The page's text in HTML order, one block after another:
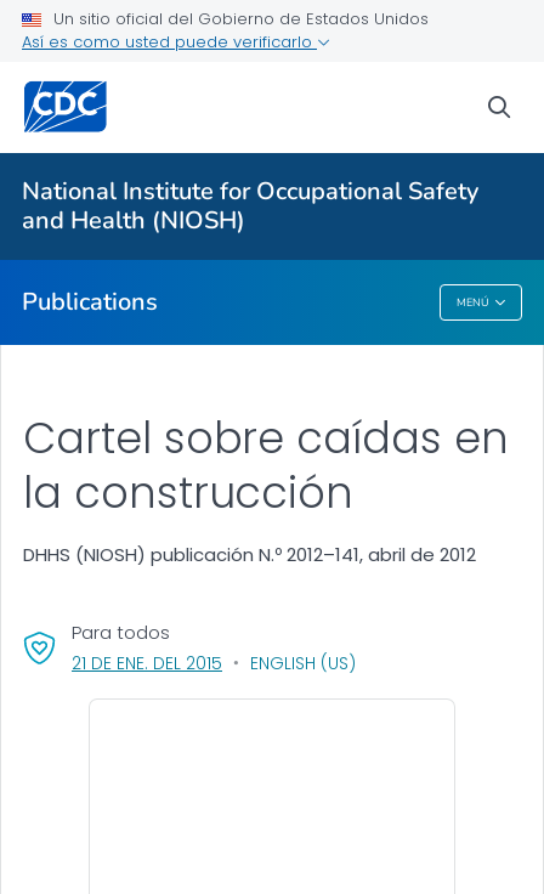
Un sitio oficial del Gobierno de Estados Unidos
Así es como usted puede verificarlo
National Institute for Occupational Safety
and Health (NIOSH)
Publications MENÚ
Workplace Survey Reports
Numbered Communication Products - All
VER TODO
Publications
Cartel sobre caídas en
la construcción
DHHS (NIOSH) publicación N.º 2012–141, abril de 2012
Para todos
21 DE ENE. DEL 2015 , VISIT LINK FOR DETAILS.
ENGLISH (US)